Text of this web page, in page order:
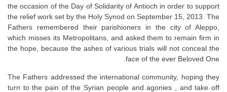
the occasion of the Day of Solidarity of Antioch in order to support
the relief work set by the Holy Synod on September 15, 2013. The
Fathers remembered their parishioners in the city of Aleppo,
which misses its Metropolitans, and asked them to remain firm in
the hope, because the ashes of various trials will not conceal the
face of the ever Beloved One.
The Fathers addressed the international community, hoping they
turn to the pain of the Syrian people and agonies , and take off